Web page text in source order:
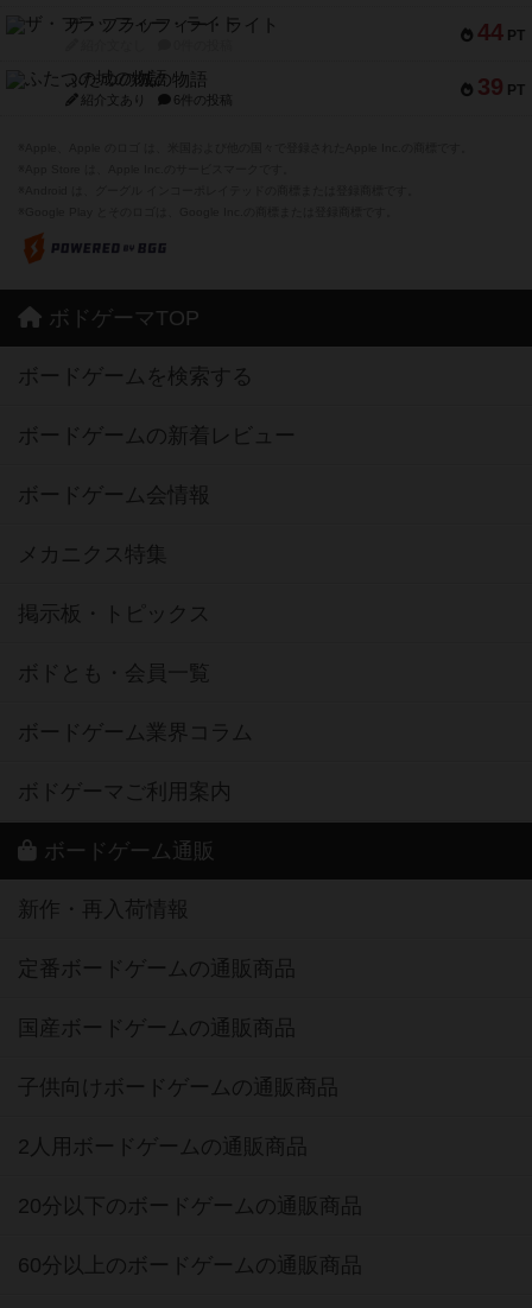
44 PT
ザ・フラッフィー・ライト
39 PT
ふたつの城の物語
紹介文あり 6件の投稿
ボドゲーマTOP
ボードゲームを検索する
ボードゲームの新着レビュー
ボードゲーム会情報
メカニクス特集
掲示板・トピックス
ボドとも・会員一覧
ボードゲーム業界コラム
ボドゲーマご利用案内
ボードゲーム通販
新作・再入荷情報
定番ボードゲームの通販商品
国産ボードゲームの通販商品
子供向けボードゲームの通販商品
2人用ボードゲームの通販商品
20分以下のボードゲームの通販商品
60分以上のボードゲームの通販商品